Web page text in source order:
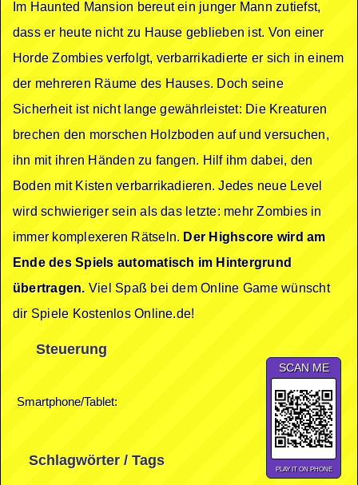
Im Haunted Mansion bereut ein junger Mann zutiefst,
dass er heute nicht zu Hause geblieben ist. Von einer
Horde Zombies verfolgt, verbarrikadierte er sich in einem
der mehreren Räume des Hauses. Doch seine
Sicherheit ist nicht lange gewährleistet: Die Kreaturen
brechen den morschen Holzboden auf und versuchen,
ihn mit ihren Händen zu fangen. Hilf ihm dabei, den
Boden mit Kisten verbarrikadieren. Jedes neue Level
wird schwieriger sein als das letzte: mehr Zombies in
immer komplexeren Rätseln. Der Highscore wird am
Ende des Spiels automatisch im Hintergrund
übertragen. Viel Spaß bei dem Online Game wünscht
dir Spiele Kostenlos Online.de!
Steuerung
Smartphone/Tablet:
SCAN ME
PLAY IT ON PHONE
Schlagwörter / Tags